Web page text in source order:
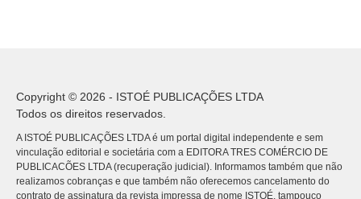
Copyright © 2026 - ISTOÉ PUBLICAÇÕES LTDA
Todos os direitos reservados.
A ISTOÉ PUBLICAÇÕES LTDA é um portal digital independente e sem
vinculação editorial e societária com a EDITORA TRES COMÉRCIO DE
PUBLICACÕES LTDA (recuperação judicial). Informamos também que não
realizamos cobranças e que também não oferecemos cancelamento do
contrato de assinatura da revista impressa de nome ISTOÉ, tampouco